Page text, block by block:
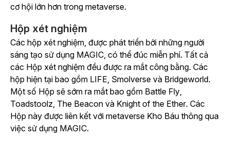
cơ hội lớn hơn trong metaverse.
Hộp xét nghiệm
Các hộp xét nghiệm, được phát triển bởi những người
sáng tạo sử dụng MAGIC, có thể đúc miễn phí. Tất cả
các Hộp xét nghiệm đều được ra mắt công bằng. Các
hộp hiện tại bao gồm LIFE, Smolverse và Bridgeworld.
Một số Hộp sẽ sớm ra mắt bao gồm Battle Fly,
Toadstoolz, The Beacon và Knight of the Ether. Các
Hộp này được liên kết với metaverse Kho Báu thông qua
việc sử dụng MAGIC.